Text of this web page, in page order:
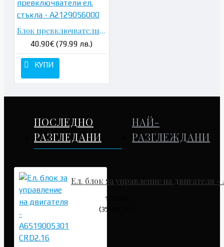
Блок превключватели ел. стъкла - A2129056000
40.90€ (79.99 лв.)
КУПИ
ПОСЛЕДНО
РАЗГЛЕДАНИ
НАЙ-
РАЗГЛЕЖДАНИ
Ел. блок за управление на двигателя -
178.95€
(350.00 лв.)